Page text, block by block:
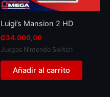
Luigi’s Mansion 2 HD
₡34.000,00
Juegos Nintendo Switch
Añadir al carrito